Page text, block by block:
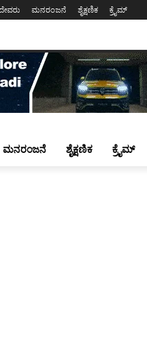
ಮನರಂಜನೆ ಶೈಕ್ಷಣಿಕ ಕ್ರೈಮ್
ಮನರಂಜನೆ ಶೈಕ್ಷಣಿಕ ಕ್ರೈಮ್